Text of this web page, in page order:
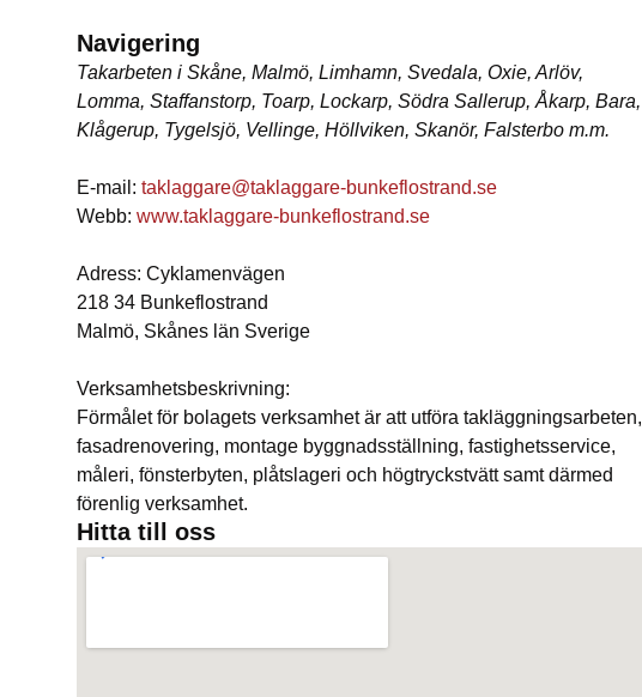
Navigering
Takarbeten i Skåne, Malmö, Limhamn, Svedala, Oxie, Arlöv,
Lomma, Staffanstorp, Toarp, Lockarp, Södra Sallerup, Åkarp, Bara,
Klågerup, Tygelsjö, Vellinge, Höllviken, Skanör, Falsterbo m.m.
E-mail: taklaggare@taklaggare-bunkeflostrand.se
Webb: www.taklaggare-bunkeflostrand.se
Adress: Cyklamenvägen
218 34 Bunkeflostrand
Malmö, Skånes län Sverige
Verksamhetsbeskrivning:
Förmålet för bolagets verksamhet är att utföra takläggningsarbeten,
fasadrenovering, montage byggnadsställning, fastighetsservice,
måleri, fönsterbyten, plåtslageri och högtryckstvätt samt därmed
förenlig verksamhet.
Hitta till oss